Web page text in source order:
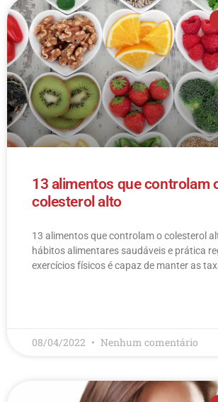
13 alimentos que controlam
colesterol alto
13 alimentos que controlam o colesterol
hábitos alimentares saudáveis e prática
exercícios físicos é capaz de manter as
08/04/2022 Nenhum comentário